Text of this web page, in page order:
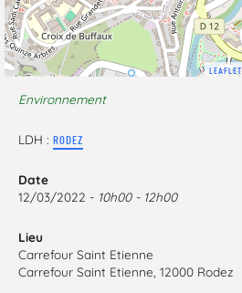
LEAFLET
Environnement
LDH : RODEZ
Date
12/03/2022 - 10h00 - 12h00
Lieu
Carrefour Saint Etienne
Carrefour Saint Etienne, 12000 Rodez